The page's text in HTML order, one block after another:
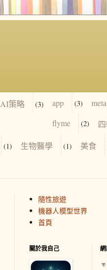
AI策略 (3) app (3)
flyme (2)
(1) 生物醫學 (1) 美食
隨性旅遊
機器人模型世界
首頁
關於我自己
▼